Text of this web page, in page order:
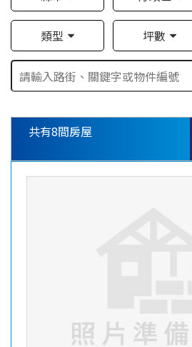
類型 坪數
共有8間房屋